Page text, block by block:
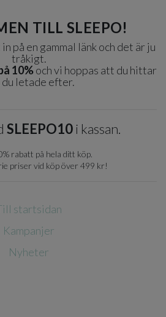
TILL SLEEPO!
på en gammal länk och det är ju
tråkigt.
10%och vi hoppas att du hittar
letade efter.
SLEEPO10i kassan.
rabatt på hela ditt köp.
priser vid köp över 499 kr!
startsidan
Kampanjer
Nyheter